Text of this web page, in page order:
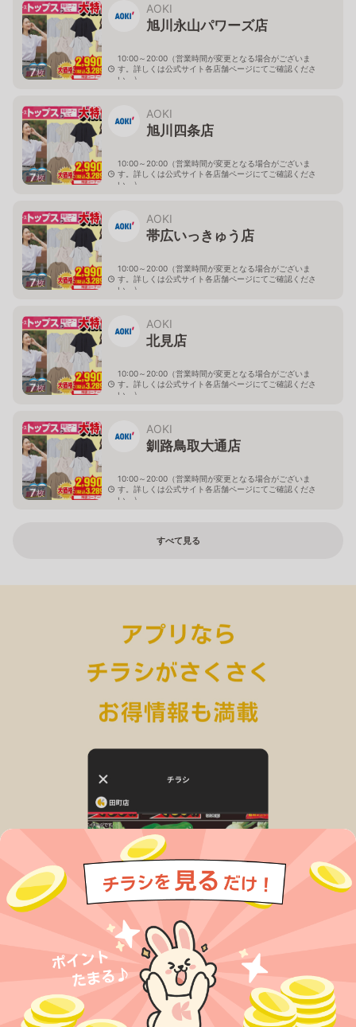
7枚
AOKI
旭川永山パワーズ店
10:00～20:00（営業時間が変更となる場合がございま
す。詳しくは公式サイト各店舗ページにてご確認くださ
い。）
7枚
AOKI
旭川四条店
10:00～20:00（営業時間が変更となる場合がございま
す。詳しくは公式サイト各店舗ページにてご確認くださ
い。）
7枚
AOKI
帯広いっきゅう店
10:00～20:00（営業時間が変更となる場合がございま
す。詳しくは公式サイト各店舗ページにてご確認くださ
い。）
7枚
AOKI
北見店
10:00～20:00（営業時間が変更となる場合がございま
す。詳しくは公式サイト各店舗ページにてご確認くださ
い。）
7枚
AOKI
釧路鳥取大通店
10:00～20:00（営業時間が変更となる場合がございま
す。詳しくは公式サイト各店舗ページにてご確認くださ
い。）
すべて見る